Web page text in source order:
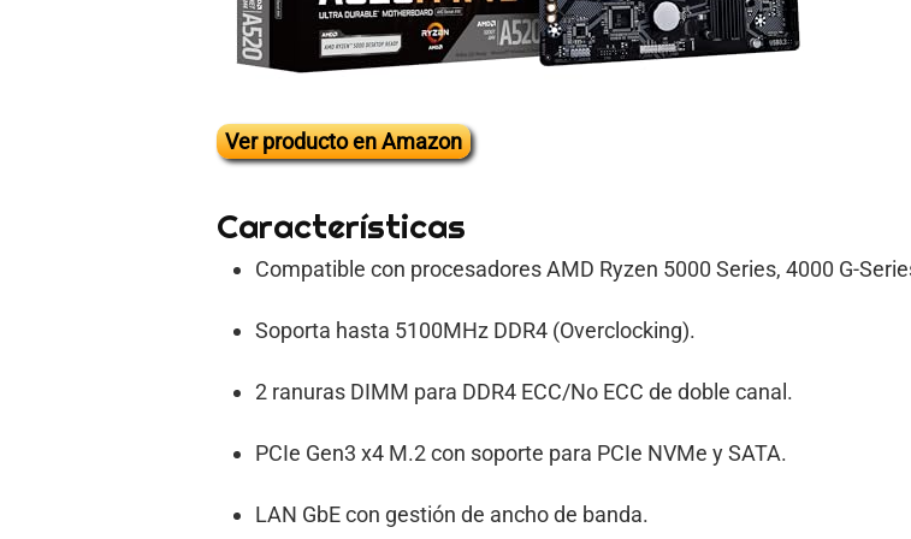
Ver producto en Amazon
Características
Compatible con procesadores AMD Ryzen 5000 Series, 4000 G-
Soporta hasta 5100MHz DDR4 (Overclocking).
2 ranuras DIMM para DDR4 ECC/No ECC de doble canal.
PCIe Gen3 x4 M.2 con soporte para PCIe NVMe y SATA.
LAN GbE con gestión de ancho de banda.